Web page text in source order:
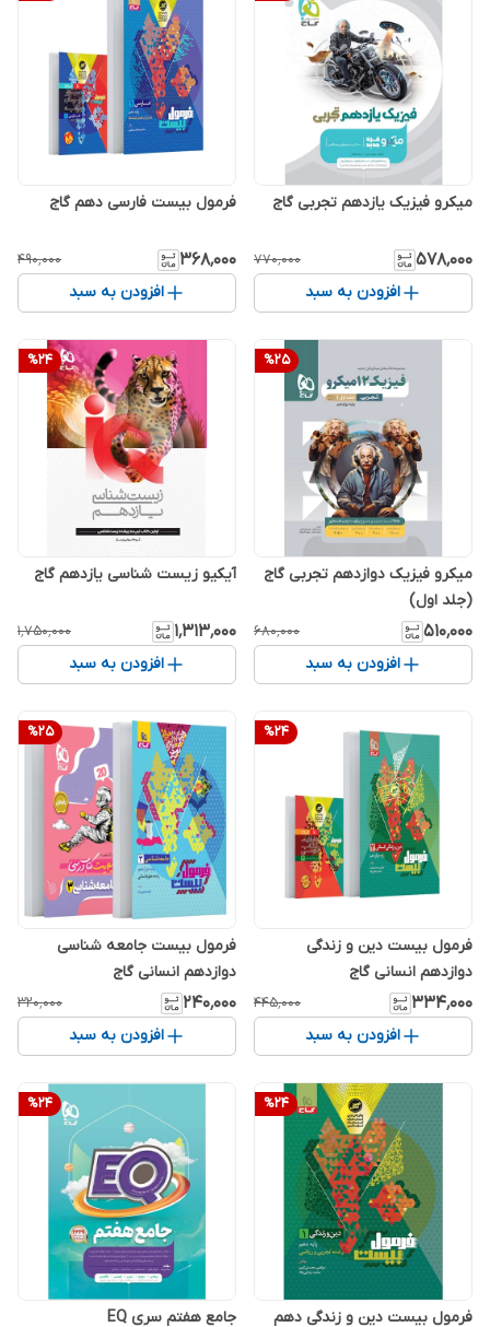
میکرو فیزیک یازدهم تجربی گاج
۵۷۸٬۰۰۰ ۷۷۰٬۰۰۰
افزودن به سبد
فرمول بیست فارسی دهم گاج
۳۶۸٬۰۰۰ ۴۹۰٬۰۰۰
افزودن به سبد
%25
میکرو فیزیک دوازدهم تجربی گاج
(جلد اول)
۵۱۰٬۰۰۰ ۶۸۰٬۰۰۰
افزودن به سبد
%24
آیکیو زیست شناسی یازدهم گاج
۱٬۳۱۳٬۰۰۰ ۱٬۷۵۰٬۰۰۰
افزودن به سبد
%24
فرمول بیست دین و زندگی
دوازدهم انسانی گاج
۳۳۴٬۰۰۰ ۴۴۵٬۰۰۰
افزودن به سبد
%25
فرمول بیست جامعه شناسی
دوازدهم انسانی گاج
۲۴۰٬۰۰۰ ۳۲۰٬۰۰۰
افزودن به سبد
%24
فرمول بیست دین و زندگی دهم
%24
جامع هفتم سری EQ